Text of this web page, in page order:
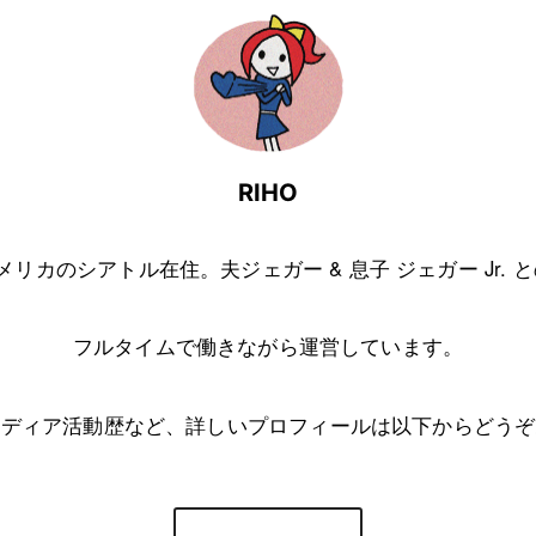
RIHO
リカのシアトル在住。夫ジェガー & 息子 ジェガー Jr. と
フルタイムで働きながら運営しています。
ディア活動歴など、詳しいプロフィールは以下からどうぞ